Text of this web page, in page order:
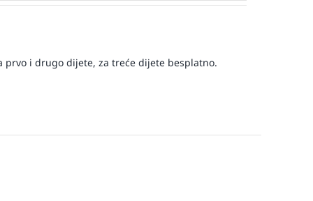
prvo i drugo dijete, za treće dijete besplatno.